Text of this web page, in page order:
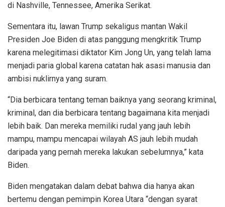
di Nashville, Tennessee, Amerika Serikat.
Sementara itu, lawan Trump sekaligus mantan Wakil
Presiden Joe Biden di atas panggung mengkritik Trump
karena melegitimasi diktator Kim Jong Un, yang telah lama
menjadi paria global karena catatan hak asasi manusia dan
ambisi nuklirnya yang suram.
“Dia berbicara tentang teman baiknya yang seorang kriminal,
kriminal, dan dia berbicara tentang bagaimana kita menjadi
lebih baik. Dan mereka memiliki rudal yang jauh lebih
mampu, mampu mencapai wilayah AS jauh lebih mudah
daripada yang pernah mereka lakukan sebelumnya,” kata
Biden.
Biden mengatakan dalam debat bahwa dia hanya akan
bertemu dengan pemimpin Korea Utara “dengan syarat